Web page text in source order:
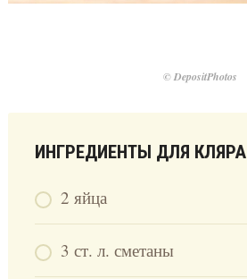
© DepositPhotos
ИНГРЕДИЕНТЫ ДЛЯ КЛЯРА
2 яйца
3 ст. л. сметаны